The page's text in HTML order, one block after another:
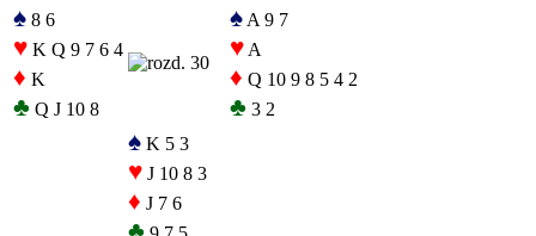
♠ 8 6
♥ K Q 9 7 6 4
♦ K
♣ Q J 10 8
♠ A 9 7
♥ A
♦ Q 10 9 8 5 4 2
♣ 3 2
♠ K 5 3
♥ J 10 8 3
♦ J 7 6